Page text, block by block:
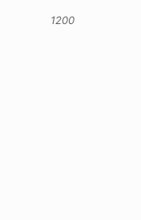
1200